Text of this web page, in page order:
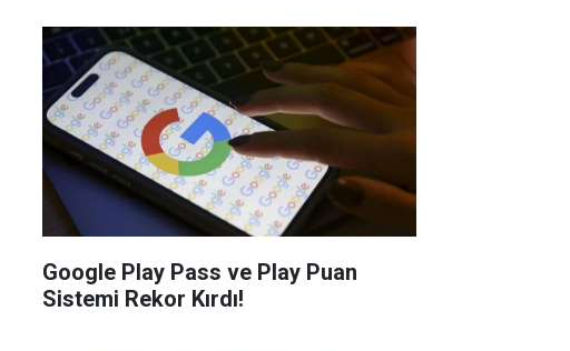
Google Play Pass ve Play Puan
Sistemi Rekor Kırdı!